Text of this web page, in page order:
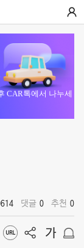
CAR톡에서 나누세
댓글 0 추천 0